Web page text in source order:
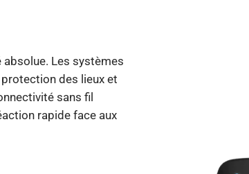
absolue. Les systèmes
des lieux et
sans fil
rapide face aux